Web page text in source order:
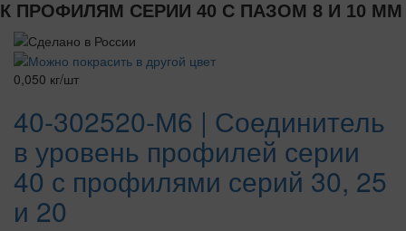
К ПРОФИЛЯМ СЕРИИ 40 С ПАЗОМ 8 И 10 ММ
0,050 кг/шт
40-302520-М6 | Соединитель
в уровень профилей серии
40 с профилями серий 30, 25
и 20